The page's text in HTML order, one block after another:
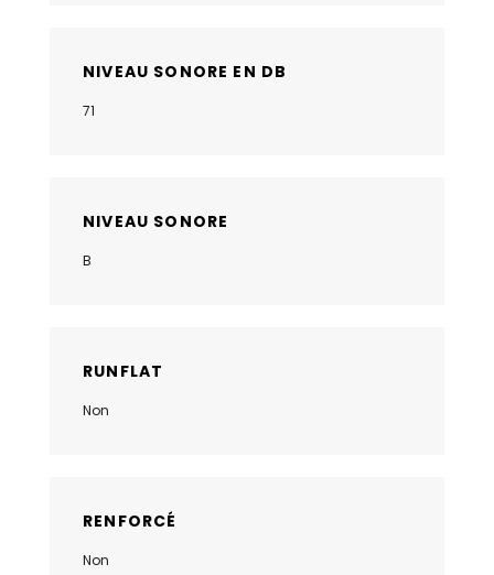
NIVEAU SONORE EN DB
71
NIVEAU SONORE
B
RUNFLAT
Non
RENFORCÉ
Non